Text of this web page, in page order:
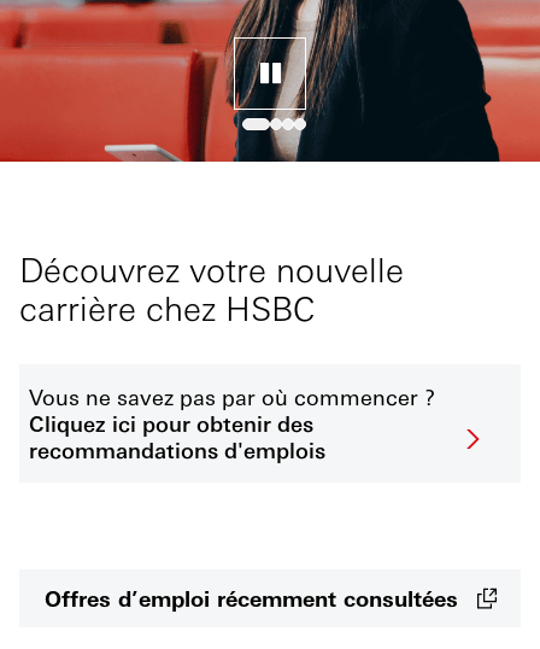
Découvrez votre nouvelle
carrière chez HSBC
Vous ne savez pas par où commencer ?
Cliquez ici pour obtenir des
recommandations d'emplois
Offres d’emploi récemment consultées